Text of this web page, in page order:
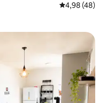
Gemiddelde
4,98 (48)